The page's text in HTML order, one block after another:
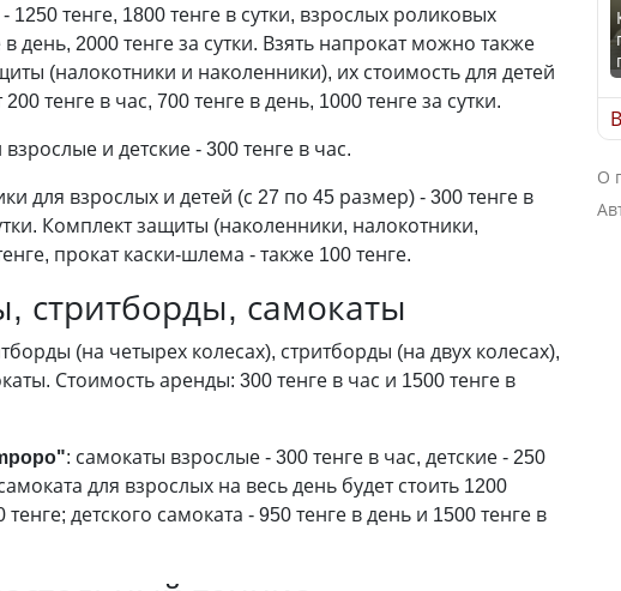
1250 тенге, 1800 тенге в сутки, взрослых роликовых
в день, 2000 тенге за сутки. Взять напрокат можно также
(налокотники и наколенники), их стоимость для детей
тенге в час, 700 тенге в день, 1000 тенге за сутки.
и детские - 300 тенге в час.
для взрослых и детей (с 27 по 45 размер) - 300 тенге в
Комплект защиты (наколенники, налокотники,
прокат каски-шлема - также 100 тенге.
стритборды, самокаты
(на четырех колесах), стритборды (на двух колесах),
Стоимость аренды: 300 тенге в час и 1500 тенге в
: самокаты взрослые - 300 тенге в час, детские - 250
для взрослых на весь день будет стоить 1200
тенге; детского самоката - 950 тенге в день и 1500 тенге в
О